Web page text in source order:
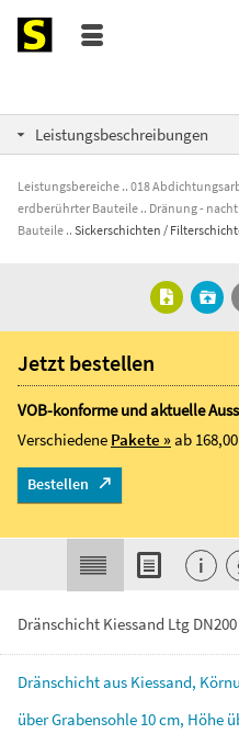
Leistungsbeschreibungen
Leistungsbereiche 018
erdberührter Bauteile
Dränung -
Bauteile
Sickerschichten /
Dränschicht Kiessand Ltg
Dränschichtaus Kiessand,
überGrabensohle 10cm, Höhe
Jetzt bestellen
VOB-konforme und aktuelle
Verschiedene Pakete »ab
Bestellen
i